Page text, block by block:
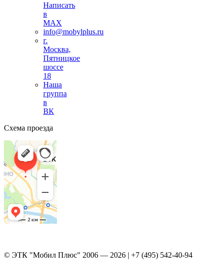
Написать
в
MAX
info@mobylplus.ru
г.
Москва,
Пятницкое
шоссе
18
Наша
группа
в
ВК
Схема проезда
© ЭТК "Мобил Плюс" 2006 — 2026 | +7 (495) 542-40-94